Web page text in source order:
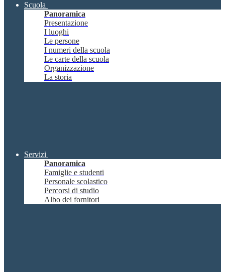
Scuola
Panoramica
Presentazione
I luoghi
Le persone
I numeri della scuola
Le carte della scuola
Organizzazione
La storia
Servizi
Panoramica
Famiglie e studenti
Personale scolastico
Percorsi di studio
Albo dei fornitori